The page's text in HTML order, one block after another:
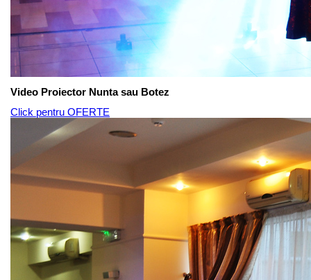
Video Proiector Nunta sau Botez
Click pentru OFERTE